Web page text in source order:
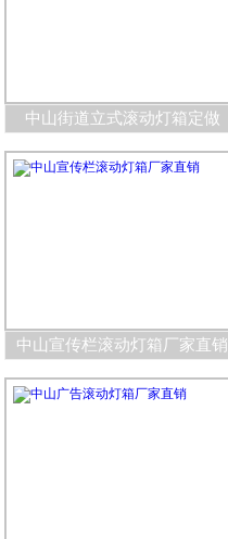
中山街道立式滚动灯箱定做
中山宣传栏滚动灯箱厂家直销